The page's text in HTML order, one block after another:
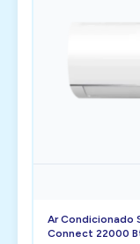
Ar Condicionado
Connect 22000